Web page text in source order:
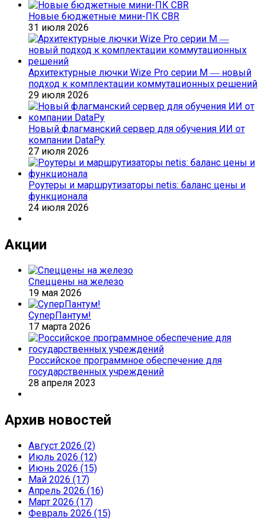
Новые бюджетные мини-ПК CBR
31 июля 2026
Архитектурные лючки Wize Pro серии M ― новый
подход к комплектации коммутационных решений
29 июля 2026
Новый флагманский сервер для обучения ИИ от
компании DataРу
27 июля 2026
Роутеры и маршрутизаторы netis: баланс цены и
функционала
24 июля 2026
Акции
Спеццены на железо
19 мая 2026
СуперПантум!
17 марта 2026
Российское программное обеспечение для
государственных учреждений
28 апреля 2023
Архив новостей
Август 2026 (2)
Июль 2026 (12)
Июнь 2026 (15)
Май 2026 (17)
Апрель 2026 (16)
Март 2026 (17)
Февраль 2026 (15)